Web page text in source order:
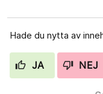
Hade du nytta av
JA NEJ